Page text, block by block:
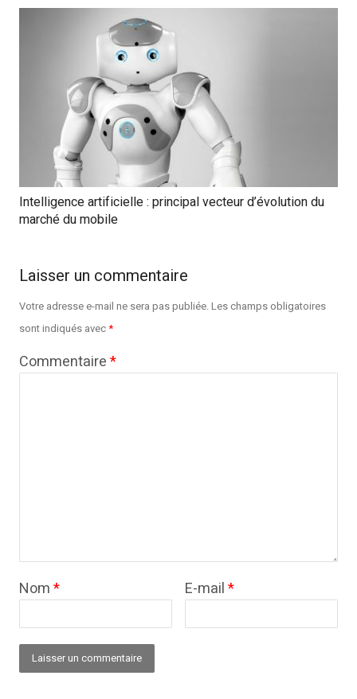
Intelligence artificielle : principal vecteur d’évolution du
marché du mobile
Laisser un commentaire
Votre adresse e-mail ne sera pas publiée.Les champs obligatoires
sont indiqués avec*
Commentaire*
Nom* E-mail*